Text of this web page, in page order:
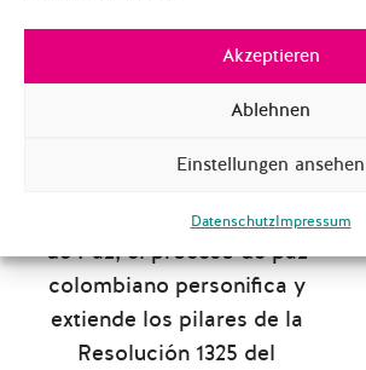
Akzeptieren
Ablehnen
Einstellungen ansehen
DatenschutzImpressum
Gracias a la inclusión de
más de 100 medidas
perspectiva de género a
través de todo el Acuerdo
de Paz, el proceso de paz
colombiano personifica y
extiende los pilares de la
Resolución 1325 del